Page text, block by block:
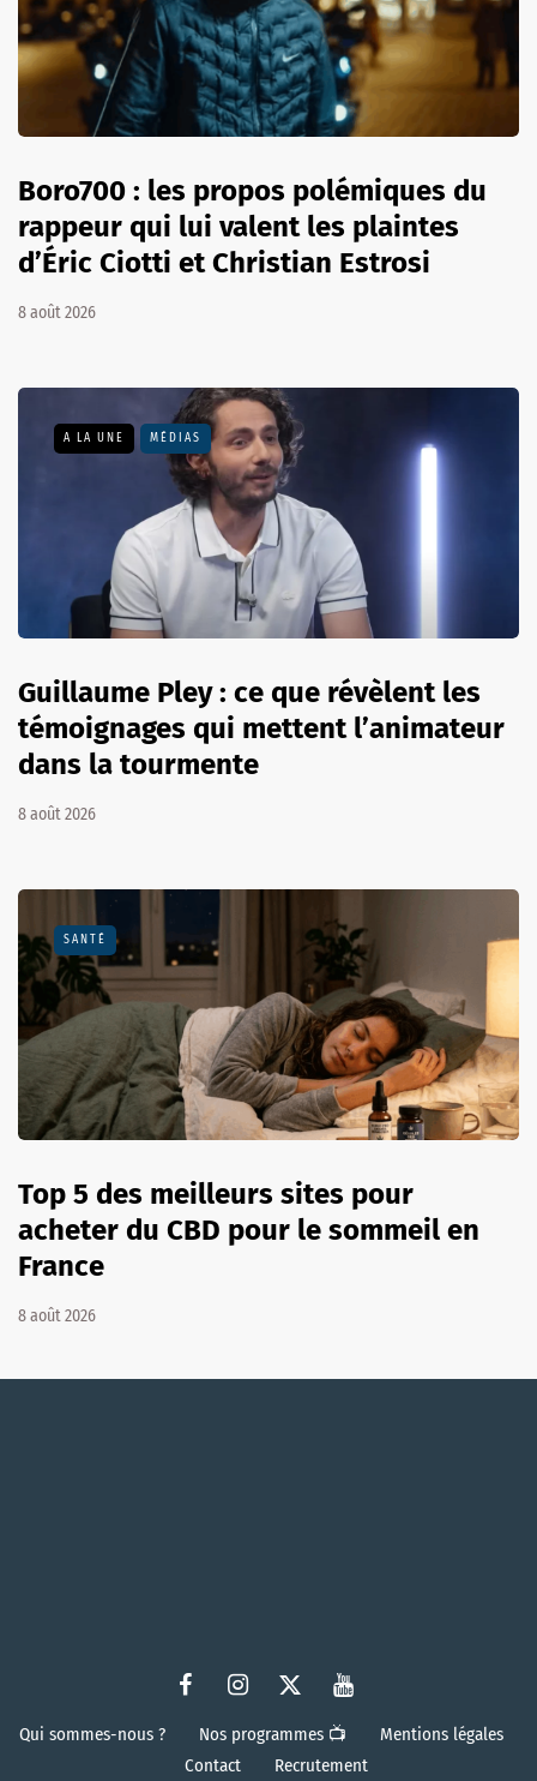
Boro700 : les propos polémiques du
rappeur qui lui valent les plaintes
d’Éric Ciotti et Christian Estrosi
8 août 2026
A LA UNE MÉDIAS
Guillaume Pley : ce que révèlent les
témoignages qui mettent l’animateur
dans la tourmente
8 août 2026
SANTÉ
Top 5 des meilleurs sites pour
acheter du CBD pour le sommeil en
France
8 août 2026
Qui sommes-nous ? Nos programmes 📺
Mentions légales
Contact
Recrutement